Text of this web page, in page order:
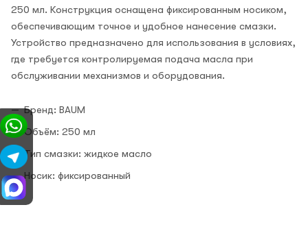
250 мл. Конструкция оснащена фиксированным носиком,
обеспечивающим точное и удобное нанесение смазки.
Устройство предназначено для использования в условиях,
где требуется контролируемая подача масла при
обслуживании механизмов и оборудования.
Бренд: BAUM
Объём: 250 мл
Тип смазки: жидкое масло
Носик: фиксированный